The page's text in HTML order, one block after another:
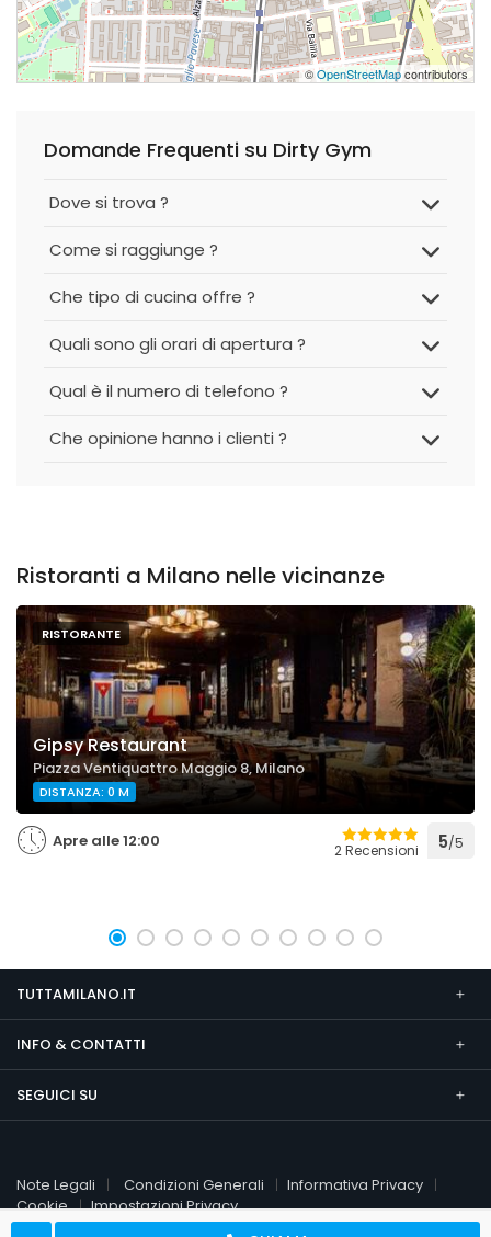
©OpenStreetMapcontributors
Domande Frequenti su Dirty Gym
Dove si trova ?
Come si raggiunge ?
Che tipo di cucina offre ?
Quali sono gli orari di apertura ?
Qual è il numero di telefono ?
Che opinione hanno i clienti ?
Ristoranti a Milano nelle vicinanze
RISTORANTE
Gipsy Restaurant
Piazza Ventiquattro Maggio 8, Milano
DISTANZA: 0 M
Apre alle 12:00 2 Recensioni 5/5
TUTTAMILANO.IT
INFO & CONTATTI
SEGUICI SU
Note Legali Condizioni Generali
Informativa Privacy
Cookie
Impostazioni Privacy